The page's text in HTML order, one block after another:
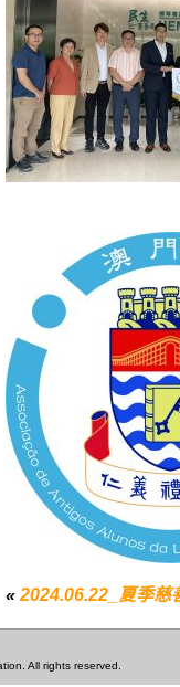
« 2024.06.22_夏季慈
All rights reserved.